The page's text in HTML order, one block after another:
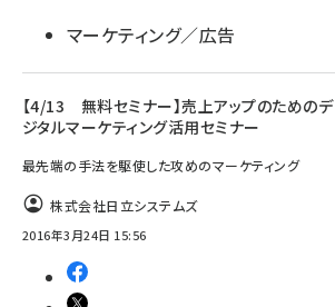
マーケティング／広告
【4/13 無料セミナー】売上アップのためのデ
ジタルマーケティング活用セミナー
最先端の手法を駆使した攻めのマーケティング
株式会社日立システムズ
2016年3月24日 15:56